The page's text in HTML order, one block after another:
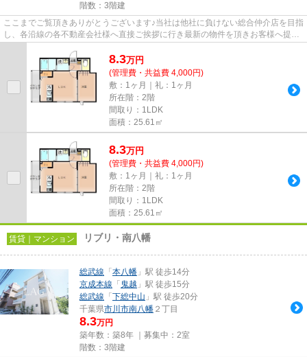
階数：3階建
ここまでご覧頂きありがとうございます♪当社は他社に負けない総合仲介店を目指
し、各沿線の各不動産会社様へ直接ご挨拶に行き最新の物件を頂きお客様へ提供
8.3万円
(管理費・共益費 4,000円)
敷：1ヶ月｜礼：1ヶ月
所在階：2階
間取り：1LDK
面積：25.61㎡
8.3万円
(管理費・共益費 4,000円)
敷：1ヶ月｜礼：1ヶ月
所在階：2階
間取り：1LDK
面積：25.61㎡
賃貸｜マンション リブリ・南八幡
総武線 「 本八幡 」駅 徒歩14分
京成本線 「 鬼越 」駅 徒歩15分
総武線 「 下総中山 」駅 徒歩20分
千葉県市川市南八幡 ２丁目
8.3万円
築年数：築8年 ｜募集中： 2室
階数：3階建